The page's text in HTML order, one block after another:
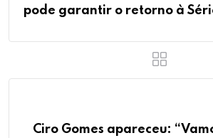
pode garantir o retorno à
Ciro Gomes apareceu: